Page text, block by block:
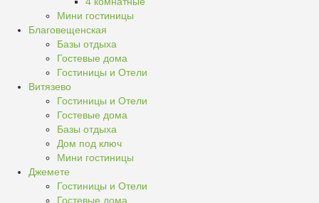
Мини гостиницы
Благовещенская
Базы отдыха
Гостевые дома
Гостиницы и Отели
Витязево
Гостиницы и Отели
Гостевые дома
Базы отдыха
Дом под ключ
Мини гостиницы
Джемете
Гостиницы и Отели
Гостевые дома